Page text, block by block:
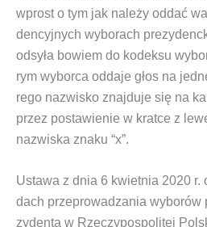
wprost o tym jak nale­ży oddać
den­cyj­nych wybo­rach
odsy­ła bowiem do kodek­su
rym wybor­ca odda­je głos na
re­go nazwi­sko znaj­du­je się na
przez posta­wie­nie w krat­ce z
nazwi­ska zna­ku “x”.
Usta­wa z dnia 6 kwiet­nia 2020
dach prze­pro­wa­dza­nia
zy­den­ta w Rze­czy­po­spo­li­tej